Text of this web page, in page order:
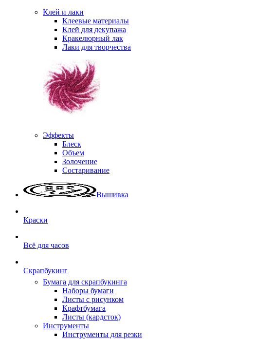
Клей и лаки
Клеевые материалы
Клей для декупажа
Кракелюрный лак
Лаки для творчества
Эффекты
Блеск
Объем
Золочение
Состаривание
Вышивка
Краски
Всё для часов
Скрапбукинг
Бумага для скрапбукинга
Наборы бумаги
Листы с рисунком
Крафтбумага
Листы (кардсток)
Инструменты
Инструменты для резки